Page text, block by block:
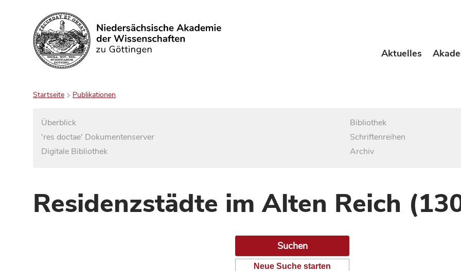
Suchen Aktuelles
Startseite Publikationen
Überblick
'res doctae' Dokumentenserver
Digitale Bibliothek
Bibliothek
Schriftenreihen
Archiv
Residenzstädte im Alten Reich
Neue Suche starten